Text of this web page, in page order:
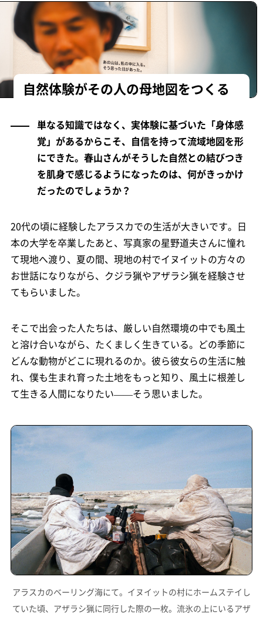
自然体験がその人の母地図をつくる
単なる知識ではなく、実体験に基づいた「身体感
覚」があるからこそ、自信を持って流域地図を形
にできた。春山さんがそうした自然との結びつき
を肌身で感じるようになったのは、何がきっかけ
だったのでしょうか？
20代の頃に経験したアラスカでの生活が大きいです。日
本の大学を卒業したあと、写真家の星野道夫さんに憧れ
て現地へ渡り、夏の間、現地の村でイヌイットの方々の
お世話になりながら、クジラ猟やアザラシ猟を経験させ
てもらいました。
そこで出会った人たちは、厳しい自然環境の中でも風土
と溶け合いながら、たくましく生きている。どの季節に
どんな動物がどこに現れるのか。彼ら彼女らの生活に触
れ、僕も生まれ育った土地をもっと知り、風土に根差し
て生きる人間になりたい——そう思いました。
アラスカのベーリング海にて。イヌイットの村にホームステイし
ていた頃、アザラシ猟に同行した際の一枚。 流氷の上にいるアザ